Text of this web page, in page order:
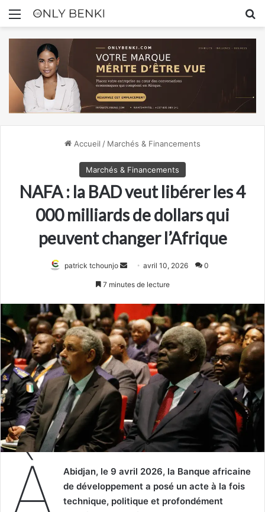
Menu
Accueil / Marchés & Financements
Marchés & Financements
NAFA : la BAD veut libérer les 4
000 milliards de dollars qui
peuvent changer l’Afrique
patrick tchounjo
Envoyeravril 10, 2026 0
7 minutes de lecture
À
Abidjan, le 9 avril 2026, la Banque africaine
de développement a posé un acte à la fois
technique, politique et profondément